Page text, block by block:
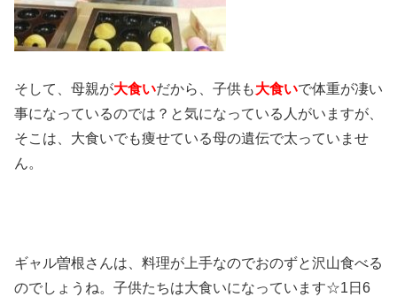
そして、母親が大食いだから、子供も大食いで体重が凄い
事になっているのでは？と気になっている人がいますが、
そこは、大食いでも痩せている母の遺伝で太っていませ
ん。
ギャル曽根さんは、料理が上手なのでおのずと沢山食べる
のでしょうね。子供たちは大食いになっています☆1日6